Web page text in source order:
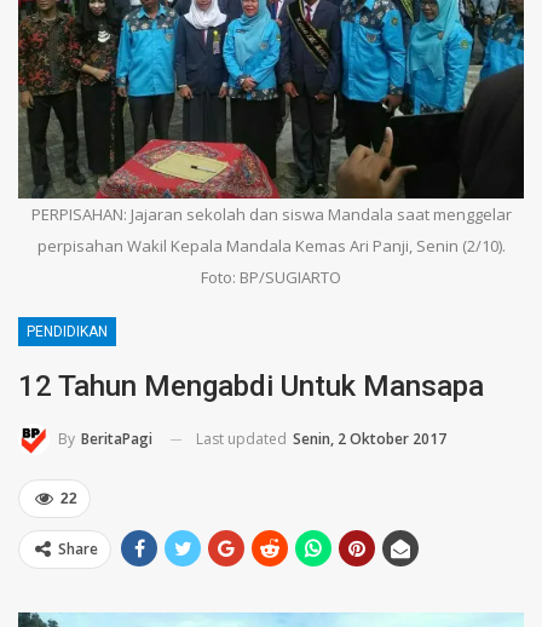
PERPISAHAN: Jajaran sekolah dan siswa Mandala saat menggelar
perpisahan Wakil Kepala Mandala Kemas Ari Panji, Senin (2/10).
Foto: BP/SUGIARTO
PENDIDIKAN
12 Tahun Mengabdi Untuk Mansapa
By BeritaPagi Last updated Senin, 2 Oktober 2017
22
Share